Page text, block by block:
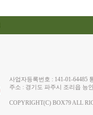
사업자등록번호 : 141-01-
주소 : 경기도 파주시 조리읍 능
COPYRIGHT(C) BOX79 ALL